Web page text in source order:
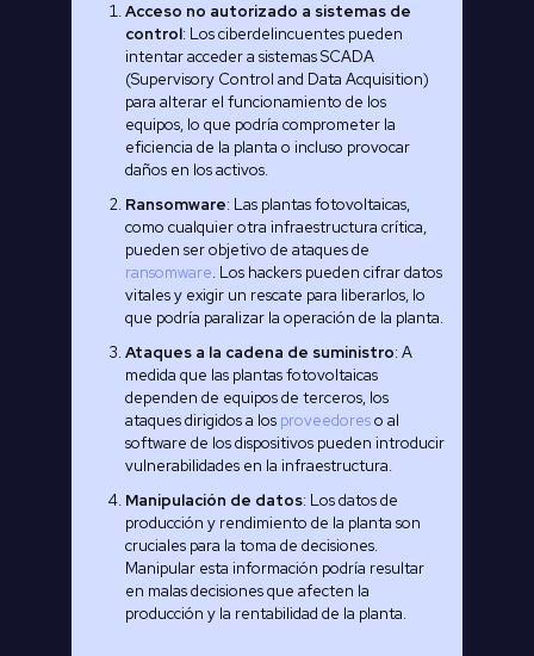
Acceso no autorizado a sistemas de
control: Los ciberdelincuentes pueden
intentar acceder a sistemas SCADA
(Supervisory Control and Data Acquisition)
para alterar el funcionamiento de los
equipos, lo que podría comprometer la
eficiencia de la planta o incluso provocar
daños en los activos.
Ransomware: Las plantas fotovoltaicas,
como cualquier otra infraestructura crítica,
pueden ser objetivo de ataques de
ransomware. Los hackers pueden cifrar datos
vitales y exigir un rescate para liberarlos, lo
que podría paralizar la operación de la planta.
Ataques a la cadena de suministro: A
medida que las plantas fotovoltaicas
dependen de equipos de terceros, los
ataques dirigidos a los proveedoreso al
software de los dispositivos pueden introducir
vulnerabilidades en la infraestructura.
Manipulación de datos: Los datos de
producción y rendimiento de la planta son
cruciales para la toma de decisiones.
Manipular esta información podría resultar
en malas decisiones que afecten la
producción y la rentabilidad de la planta.